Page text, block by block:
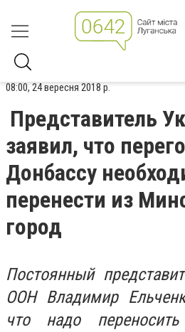
08:00, 24 вересня 2018 р.
Представитель
заявил, что
Донбассу
перенести из
город
Постоянный
ООН Владимир
что надо